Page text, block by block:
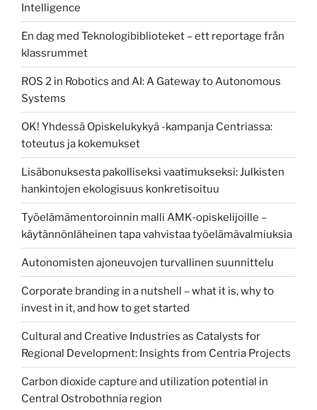
Intelligence
En dag med Teknologibiblioteket – ett reportage från
klassrummet
ROS 2 in Robotics and AI: A Gateway to Autonomous
Systems
OK! Yhdessä Opiskelukykyä -kampanja Centriassa:
toteutus ja kokemukset
Lisäbonuksesta pakolliseksi vaatimukseksi: Julkisten
hankintojen ekologisuus konkretisoituu
Työelämämentoroinnin malli AMK‑opiskelijoille –
käytännönläheinen tapa vahvistaa työelämävalmiuksia
Autonomisten ajoneuvojen turvallinen suunnittelu
Corporate branding in a nutshell – what it is, why to
invest in it, and how to get started
Cultural and Creative Industries as Catalysts for
Regional Development: Insights from Centria Projects
Carbon dioxide capture and utilization potential in
Central Ostrobothnia region